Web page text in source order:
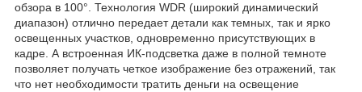
обзора в 100°. Технология WDR (широкий динамический
диапазон) отлично передает детали как темных, так и ярко
освещенных участков, одновременно присутствующих в
кадре. А встроенная ИК-подсветка даже в полной темноте
позволяет получать четкое изображение без отражений, так
что нет необходимости тратить деньги на освещение